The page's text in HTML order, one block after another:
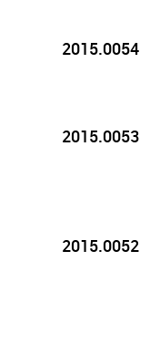
2015.0054
2015.0053
2015.0052